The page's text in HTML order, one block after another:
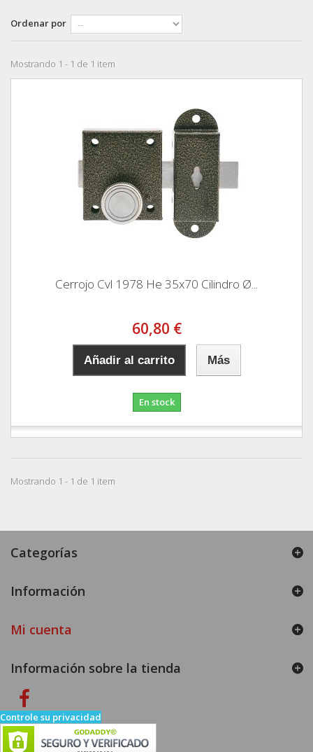
Ordenar por
Mostrando 1 - 1 de 1 item
Cerrojo Cvl 1978 He 35x70 Cilindro Ø...
60,80 €
Añadir al carrito Más
En stock
Mostrando 1 - 1 de 1 item
Categorías
Información
Mi cuenta
Información sobre la tienda
Controle su privacidad